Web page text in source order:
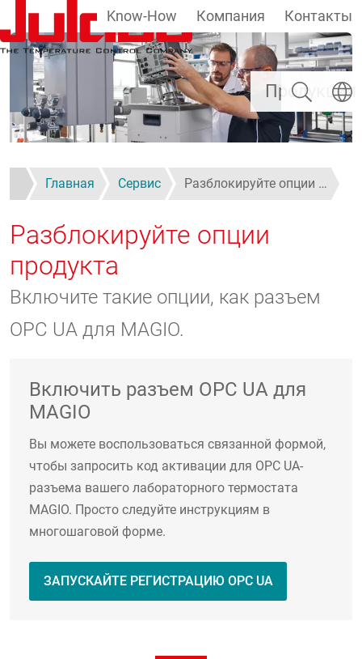
Перейти к основному содержанию
Продукция
Know-How Компания Контакты
Поиск
Главная Сервис Разблокируйте опции …
Разблокируйте опции
продукта
Включите такие опции, как разъем
OPC UA для MAGIO.
Включить разъем OPC UA для
MAGIO
Вы можете воспользоваться связанной формой,
чтобы запросить код активации для OPC UA-
разъема вашего лабораторного термостата
MAGIO. Просто следуйте инструкциям в
многошаговой форме.
ЗАПУСКАЙТЕ РЕГИСТРАЦИЮ OPC UA